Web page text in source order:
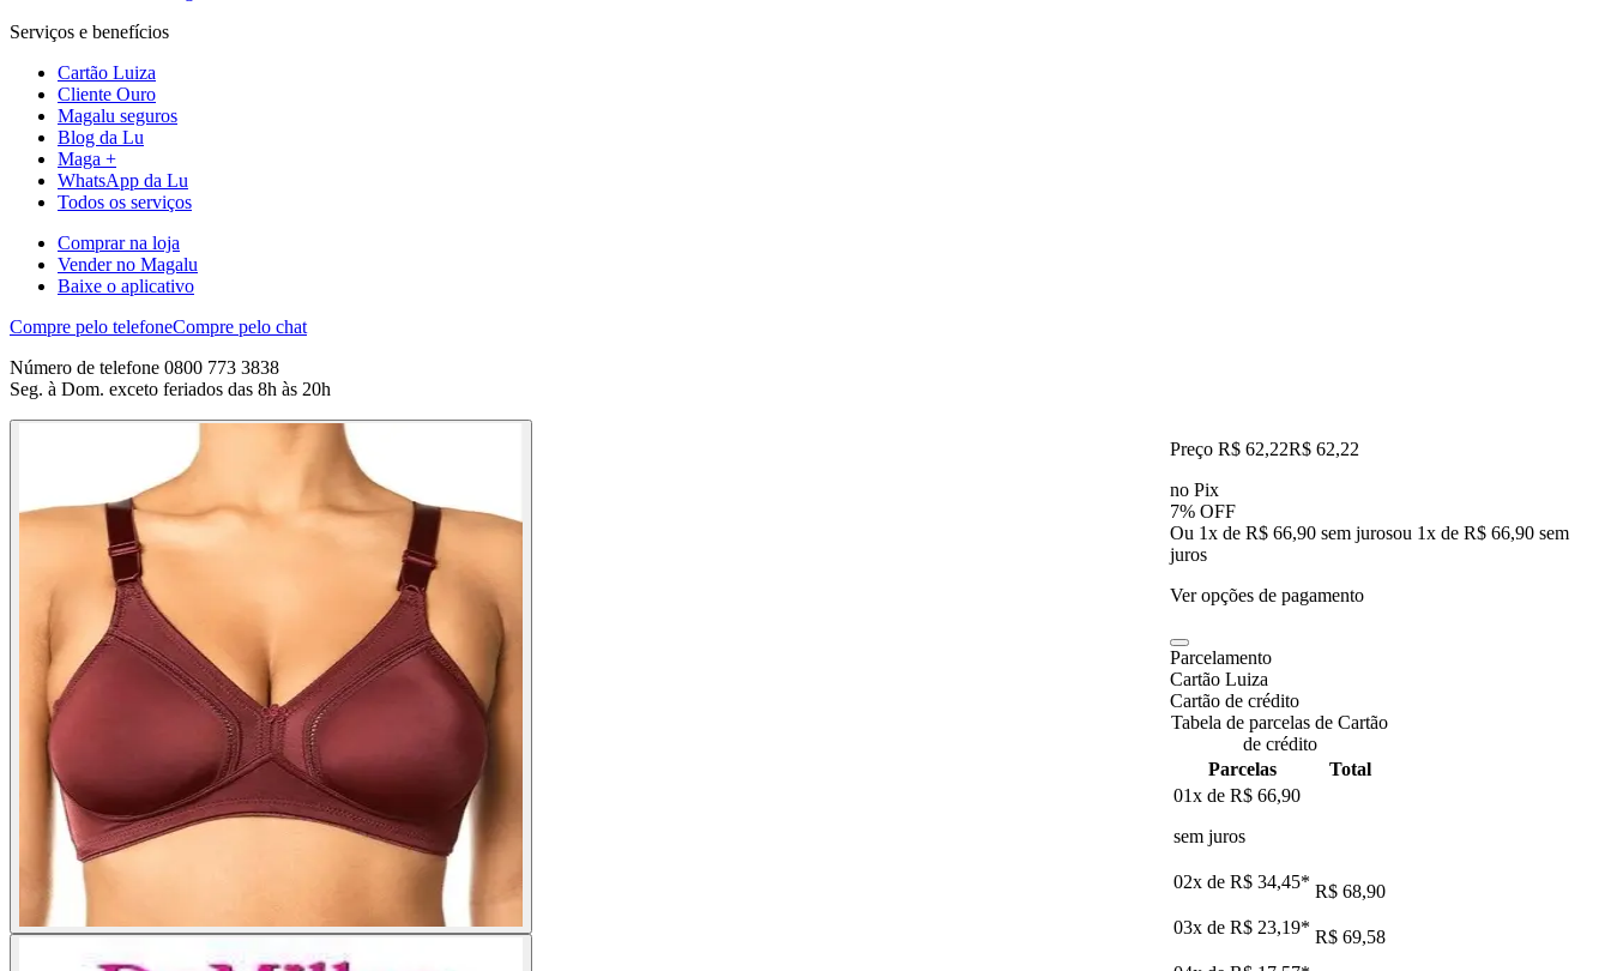
Serviços e benefícios
Cartão Luiza
Cliente Ouro
Magalu seguros
Blog da Lu
Maga +
WhatsApp da Lu
Todos os serviços
Comprar na loja
Vender no Magalu
Baixe o aplicativo
Compre pelo telefoneCompre pelo chat
Número de telefone 0800 773 3838
Seg. à Dom. exceto feriados das 8h às 20h
Preço R$ 62,22R$ 62,22
no Pix
7% OFF
Ou 1x de R$ 66,90 sem jurosou 1x de R$ 66,90 sem
juros
Ver opções de pagamento
Parcelamento
Cartão Luiza
Cartão de crédito
Tabela de parcelas de Cartão
de crédito
Parcelas
Total
01x de R$ 66,90
sem juros
02x de R$ 34,45* R$ 68,90
03x de R$ 23,19* R$ 69,58